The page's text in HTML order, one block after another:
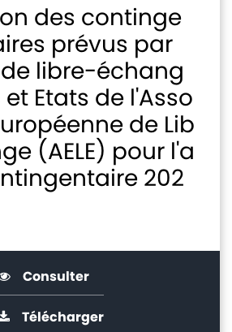
des continge
prévus par
libre-échang
Etats de l'Asso
de Lib
(AELE) pour l'a
202
Consulter
Télécharger